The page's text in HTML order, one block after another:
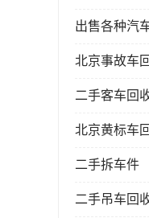
出售各种汽
北京事故车
二手客车回
北京黄标车
二手拆车件
二手吊车回